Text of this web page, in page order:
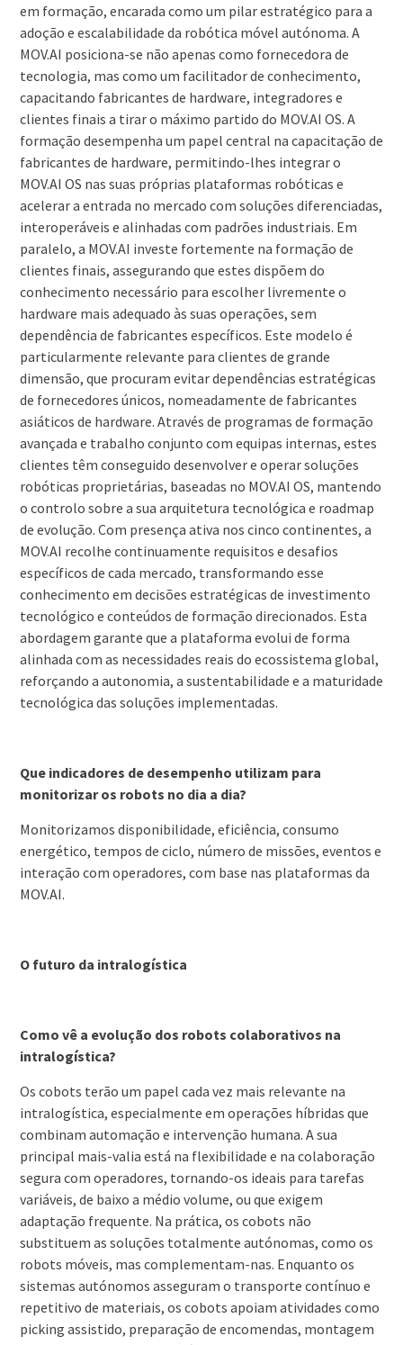
em formação, encarada como um pilar estratégico para a
adoção e escalabilidade da robótica móvel autónoma. A
MOV.AI posiciona-se não apenas como fornecedora de
tecnologia, mas como um facilitador de conhecimento,
capacitando fabricantes de hardware, integradores e
clientes finais a tirar o máximo partido do MOV.AI OS. A
formação desempenha um papel central na capacitação de
fabricantes de hardware, permitindo-lhes integrar o
MOV.AI OS nas suas próprias plataformas robóticas e
acelerar a entrada no mercado com soluções diferenciadas,
interoperáveis e alinhadas com padrões industriais. Em
paralelo, a MOV.AI investe fortemente na formação de
clientes finais, assegurando que estes dispõem do
conhecimento necessário para escolher livremente o
hardware mais adequado às suas operações, sem
dependência de fabricantes específicos. Este modelo é
particularmente relevante para clientes de grande
dimensão, que procuram evitar dependências estratégicas
de fornecedores únicos, nomeadamente de fabricantes
asiáticos de hardware. Através de programas de formação
avançada e trabalho conjunto com equipas internas, estes
clientes têm conseguido desenvolver e operar soluções
robóticas proprietárias, baseadas no MOV.AI OS, mantendo
o controlo sobre a sua arquitetura tecnológica e roadmap
de evolução. Com presença ativa nos cinco continentes, a
MOV.AI recolhe continuamente requisitos e desafios
específicos de cada mercado, transformando esse
conhecimento em decisões estratégicas de investimento
tecnológico e conteúdos de formação direcionados. Esta
abordagem garante que a plataforma evolui de forma
alinhada com as necessidades reais do ecossistema global,
reforçando a autonomia, a sustentabilidade e a maturidade
tecnológica das soluções implementadas.
Que indicadores de desempenho utilizam para
monitorizar os robots no dia a dia?
Monitorizamos disponibilidade, eficiência, consumo
energético, tempos de ciclo, número de missões, eventos e
interação com operadores, com base nas plataformas da
MOV.AI.
O futuro da intralogística
Como vê a evolução dos robots colaborativos na
intralogística?
Os cobots terão um papel cada vez mais relevante na
intralogística, especialmente em operações híbridas que
combinam automação e intervenção humana. A sua
principal mais-valia está na flexibilidade e na colaboração
segura com operadores, tornando-os ideais para tarefas
variáveis, de baixo a médio volume, ou que exigem
adaptação frequente. Na prática, os cobots não
substituem as soluções totalmente autónomas, como os
robots móveis, mas complementam-nas. Enquanto os
sistemas autónomos asseguram o transporte contínuo e
repetitivo de materiais, os cobots apoiam atividades como
picking assistido, preparação de encomendas, montagem